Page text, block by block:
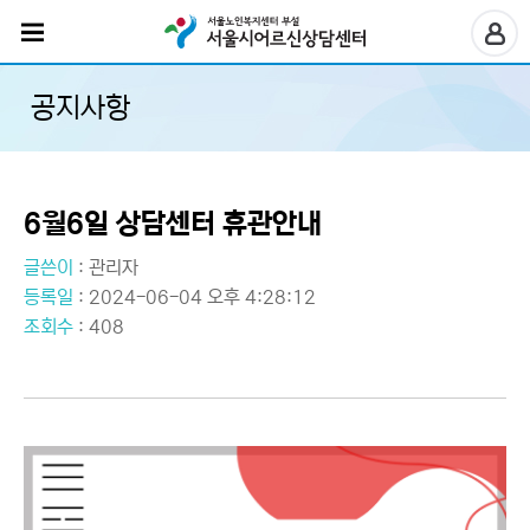
공지사항
6월6일 상담센터 휴관안내
글쓴이 : 관리자
등록일 : 2024-06-04 오후 4:28:12
조회수 : 408